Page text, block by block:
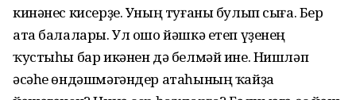
кинәнес кисерҙе. Уның туғаны булып сыға. Бер
ата балалары. Ул ошо йәшкә етеп үҙенең
ҡустыһы бар икәнен дә белмәй ине. Нишләп
әсәһе өндәшмәгәндер атаһының ҡайҙа